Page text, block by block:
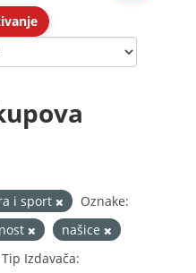
i sport
Oznake:
našice
Tip Izdavača: